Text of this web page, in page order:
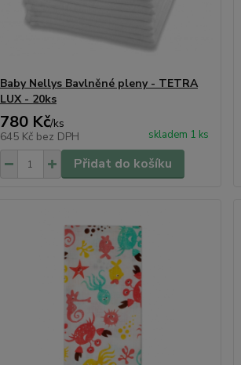
Baby Nellys Bavlněné pleny - TETRA
LUX - 20ks
780 Kč/ks
645 Kč bez DPH skladem 1 ks
Přidat do košíku